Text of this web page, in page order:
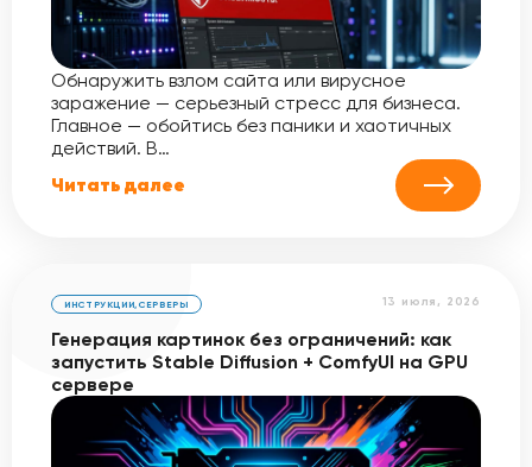
Обнаружить взлом сайта или вирусное
заражение — серьезный стресс для бизнеса.
Главное — обойтись без паники и хаотичных
действий. В…
Читать далее
13 июля, 2026
ИНСТРУКЦИИ, СЕРВЕРЫ
Генерация картинок без ограничений: как
запустить Stable Diffusion + ComfyUI на GPU
сервере